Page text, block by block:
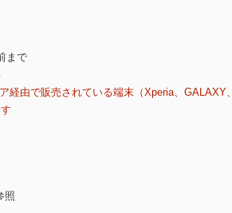
まで
由で販売されている端末（Xperia、GALAXY、
照